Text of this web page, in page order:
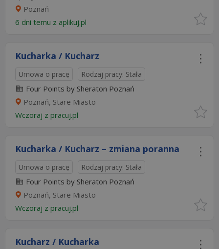
Poznań
6 dni temu z aplikuj.pl
Kucharka / Kucharz
Umowa o pracę Rodzaj pracy: Stała
Four Points by Sheraton Poznań
Poznań, Stare Miasto
Wczoraj z pracuj.pl
Kucharka / Kucharz – zmiana poranna
Umowa o pracę Rodzaj pracy: Stała
Four Points by Sheraton Poznań
Poznań, Stare Miasto
Wczoraj z pracuj.pl
Kucharz / Kucharka